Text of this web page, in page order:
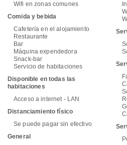
Wifi en zonas comunes
Comida y bebida
Cafetería en el alojamiento
Restaurante
Bar
Máquina expendedora
Snack-bar
Servicio de habitaciones
Disponible en todas las
habitaciones
Acceso a internet - LAN
Distanciamiento físico
Se puede pagar sin efectivo
General